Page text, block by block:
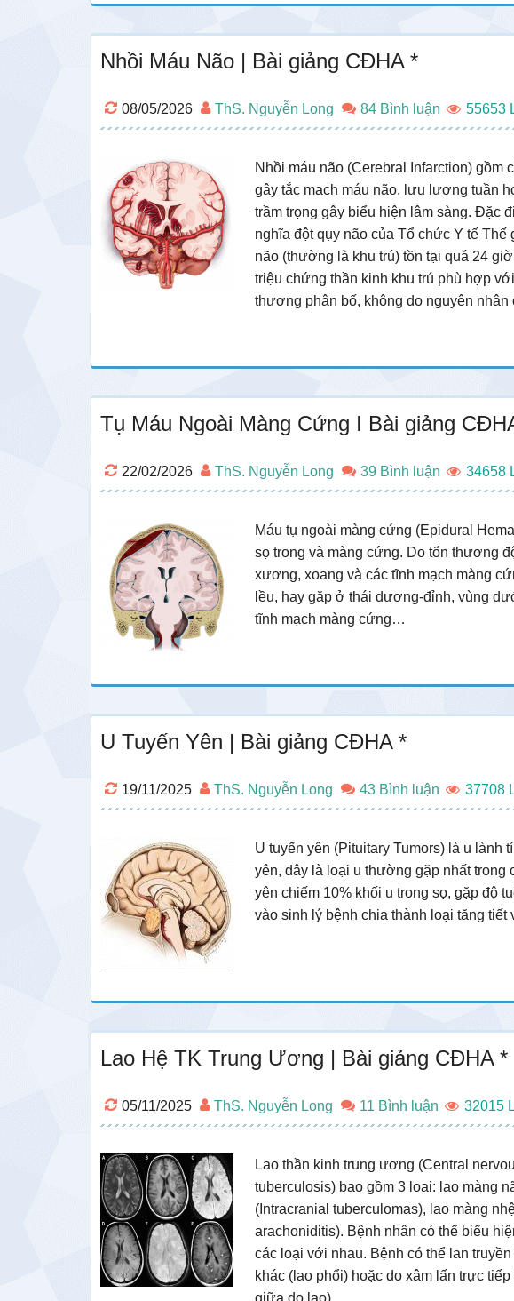
Nhồi Máu Não | Bài giảng CĐHA *
08/05/2026 ThS. Nguyễn Long 84 Bình luận 55653
Nhồi máu não (Cerebral Infarction) gồm
gây tắc mạch máu não, lưu lượng tuần
trầm trọng gây biểu hiện lâm sàng. Đặc
nghĩa đột qụy não của Tổ chức Y tế
não (thường là khu trú) tồn tại quá 24
triệu chứng thần kinh khu trú phù hợp
thương phân bố, không do nguyên
Tụ Máu Ngoài Màng Cứng I Bài giảng
22/02/2026 ThS. Nguyễn Long 39 Bình luận 34658
Máu tụ ngoài màng cứng (Epidural
sọ trong và màng cứng. Do tổn thương
xương, xoang và các tĩnh mạch màng
lều, hay gặp ở thái dương-đỉnh, vùng
tĩnh mạch màng cứng…
U Tuyến Yên | Bài giảng CĐHA *
19/11/2025 ThS. Nguyễn Long 43 Bình luận 37708
U tuyến yên (Pituitary Tumors) là u lành
yên, đây là loại u thường gặp nhất trong
yên chiếm 10% khối u trong sọ, gặp độ
vào sinh lý bệnh chia thành loại tăng
Lao Hệ TK Trung Ương | Bài giảng CĐHA *
05/11/2025 ThS. Nguyễn Long 11 Bình luận 32015
Lao thần kinh trung ương (Central
tuberculosis) bao gồm 3 loại: lao màng
(Intracranial tuberculomas), lao màng
arachoniditis). Bệnh nhân có thể biểu
các loại với nhau. Bệnh có thể lan
khác (lao phổi) hoặc do xâm lấn trực
giữa do lao)…